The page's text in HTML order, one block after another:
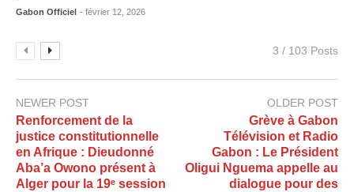
Gabon Officiel - février 12, 2026
3 / 103 Posts
NEWER POST
Renforcement de la
justice constitutionnelle
en Afrique : Dieudonné
Aba’a Owono présent à
Alger pour la 19ᵉ session
OLDER POST
Grève à Gabon
Télévision et Radio
Gabon : Le Président
Oligui Nguema appelle au
dialogue pour des